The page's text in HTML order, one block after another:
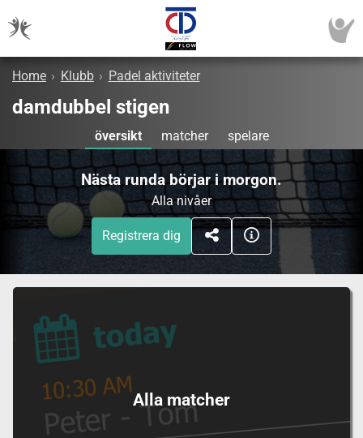
Home › Klubb › Padel aktiviteter
damdubbel stigen
översikt matcher spelare
Nästa runda börjar i morgon.
Alla nivåer
Registrera dig
Alla matcher